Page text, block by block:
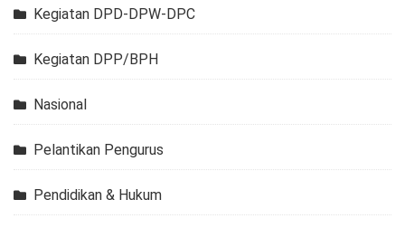
Kegiatan DPD-DPW-DPC
Kegiatan DPP/BPH
Nasional
Pelantikan Pengurus
Pendidikan & Hukum